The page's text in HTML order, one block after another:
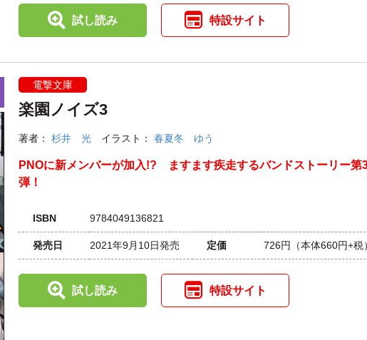
試し読み 特設サイト
電撃文庫
楽園ノイズ3
著者： 杉井 光 イラスト： 春夏冬 ゆう
PNOに新メンバーが加入!? ますます疾走するバンドストーリー第
弾！
ISBN 9784049136821
発売日 2021年9月10日発売 定価 726円 （本体660円+税
試し読み 特設サイト